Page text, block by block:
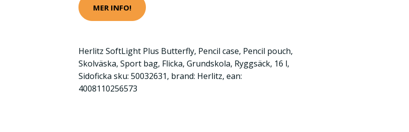
MER INFO!
Herlitz SoftLight Plus Butterfly, Pencil case, Pencil pouch,
Skolväska, Sport bag, Flicka, Grundskola, Ryggsäck, 16 l,
Sidoficka sku: 50032631, brand: Herlitz, ean:
4008110256573